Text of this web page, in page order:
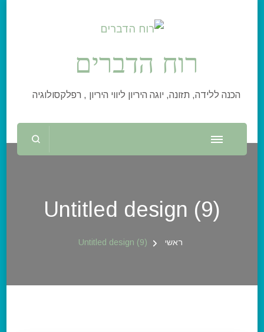
רוח הדברים
הכנה ללידה, תזונה, יוגה היריון ליווי היריון , רפלקסולוגיה
Untitled design (9)
ראשי Untitled design (9)